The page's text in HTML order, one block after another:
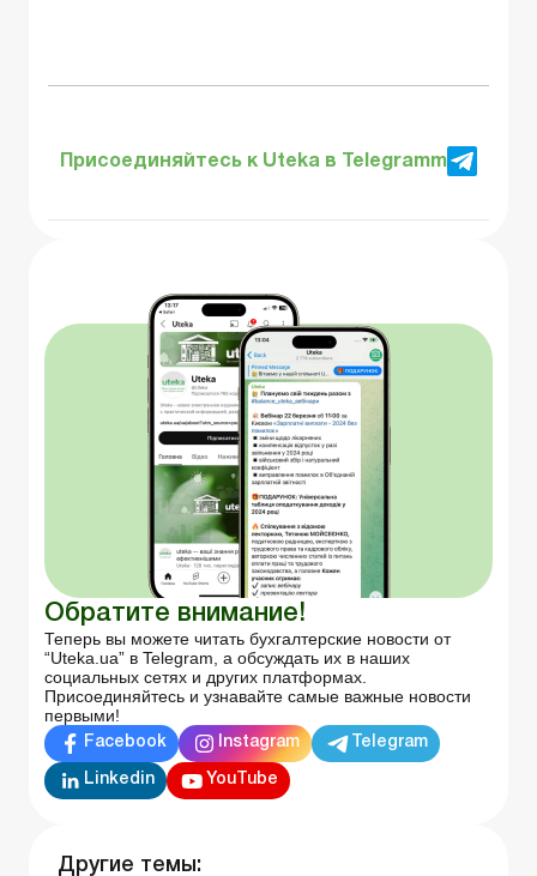
Присоединяйтесь к Uteka в Telegramm
Обратите внимание!
Теперь вы можете читать бухгалтерские новости от
“Uteka.ua” в Telegram, а обсуждать их в наших
социальных сетях и других платформах.
Присоединяйтесь и узнавайте самые важные новости
первыми!
Facebook Instagram Telegram
Linkedin YouTube
Другие темы: